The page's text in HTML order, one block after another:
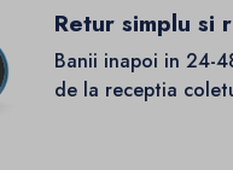
Retur simplu si
Banii inapoi in 24-
de la receptia